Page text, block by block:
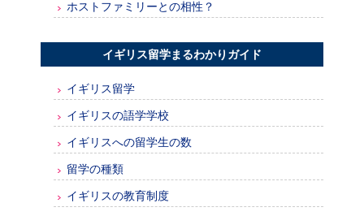
ホストファミリーとの相性？
イギリス留学まるわかりガイド
イギリス留学
イギリスの語学学校
イギリスへの留学生の数
留学の種類
イギリスの教育制度